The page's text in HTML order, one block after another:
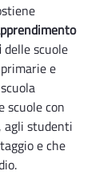
delle scuole
e
scuole con
agli studenti
e che